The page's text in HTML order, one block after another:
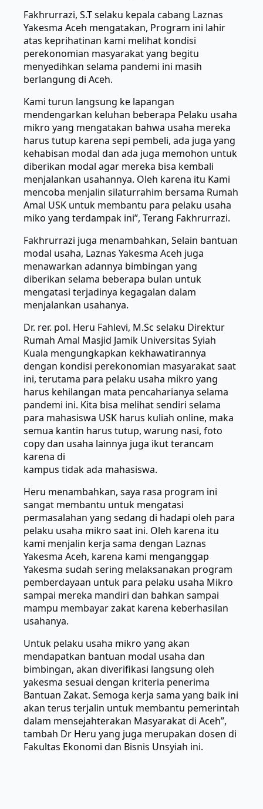
Fakhrurrazi, S.T selaku kepala cabang Laznas
Yakesma Aceh mengatakan, Program ini lahir
atas keprihatinan kami melihat kondisi
perekonomian masyarakat yang begitu
menyedihkan selama pandemi ini masih
berlangung di Aceh.
Kami turun langsung ke lapangan
mendengarkan keluhan beberapa Pelaku usaha
mikro yang mengatakan bahwa usaha mereka
harus tutup karena sepi pembeli, ada juga yang
kehabisan modal dan ada juga memohon untuk
diberikan modal agar mereka bisa kembali
menjalankan usahannya. Oleh karena itu Kami
mencoba menjalin silaturrahim bersama Rumah
Amal USK untuk membantu para pelaku usaha
miko yang terdampak ini”, Terang Fakhrurrazi.
Fakhrurrazi juga menambahkan, Selain bantuan
modal usaha, Laznas Yakesma Aceh juga
menawarkan adannya bimbingan yang
diberikan selama beberapa bulan untuk
mengatasi terjadinya kegagalan dalam
menjalankan usahanya.
Dr. rer. pol. Heru Fahlevi, M.Sc selaku Direktur
Rumah Amal Masjid Jamik Universitas Syiah
Kuala mengungkapkan kekhawatirannya
dengan kondisi perekonomian masyarakat saat
ini, terutama para pelaku usaha mikro yang
harus kehilangan mata pencaharianya selama
pandemi ini. Kita bisa melihat sendiri selama
para mahasiswa USK harus kuliah online, maka
semua kantin harus tutup, warung nasi, foto
copy dan usaha lainnya juga ikut terancam
karena di
kampus tidak ada mahasiswa.
Heru menambahkan, saya rasa program ini
sangat membantu untuk mengatasi
permasalahan yang sedang di hadapi oleh para
pelaku usaha mikro saat ini. Oleh karena itu
kami menjalin kerja sama dengan Laznas
Yakesma Aceh, karena kami menganggap
Yakesma sudah sering melaksanakan program
pemberdayaan untuk para pelaku usaha Mikro
sampai mereka mandiri dan bahkan sampai
mampu membayar zakat karena keberhasilan
usahanya.
Untuk pelaku usaha mikro yang akan
mendapatkan bantuan modal usaha dan
bimbingan, akan diverifikasi langsung oleh
yakesma sesuai dengan kriteria penerima
Bantuan Zakat. Semoga kerja sama yang baik ini
akan terus terjalin untuk membantu pemerintah
dalam mensejahterakan Masyarakat di Aceh”,
tambah Dr Heru yang juga merupakan dosen di
Fakultas Ekonomi dan Bisnis Unsyiah ini.